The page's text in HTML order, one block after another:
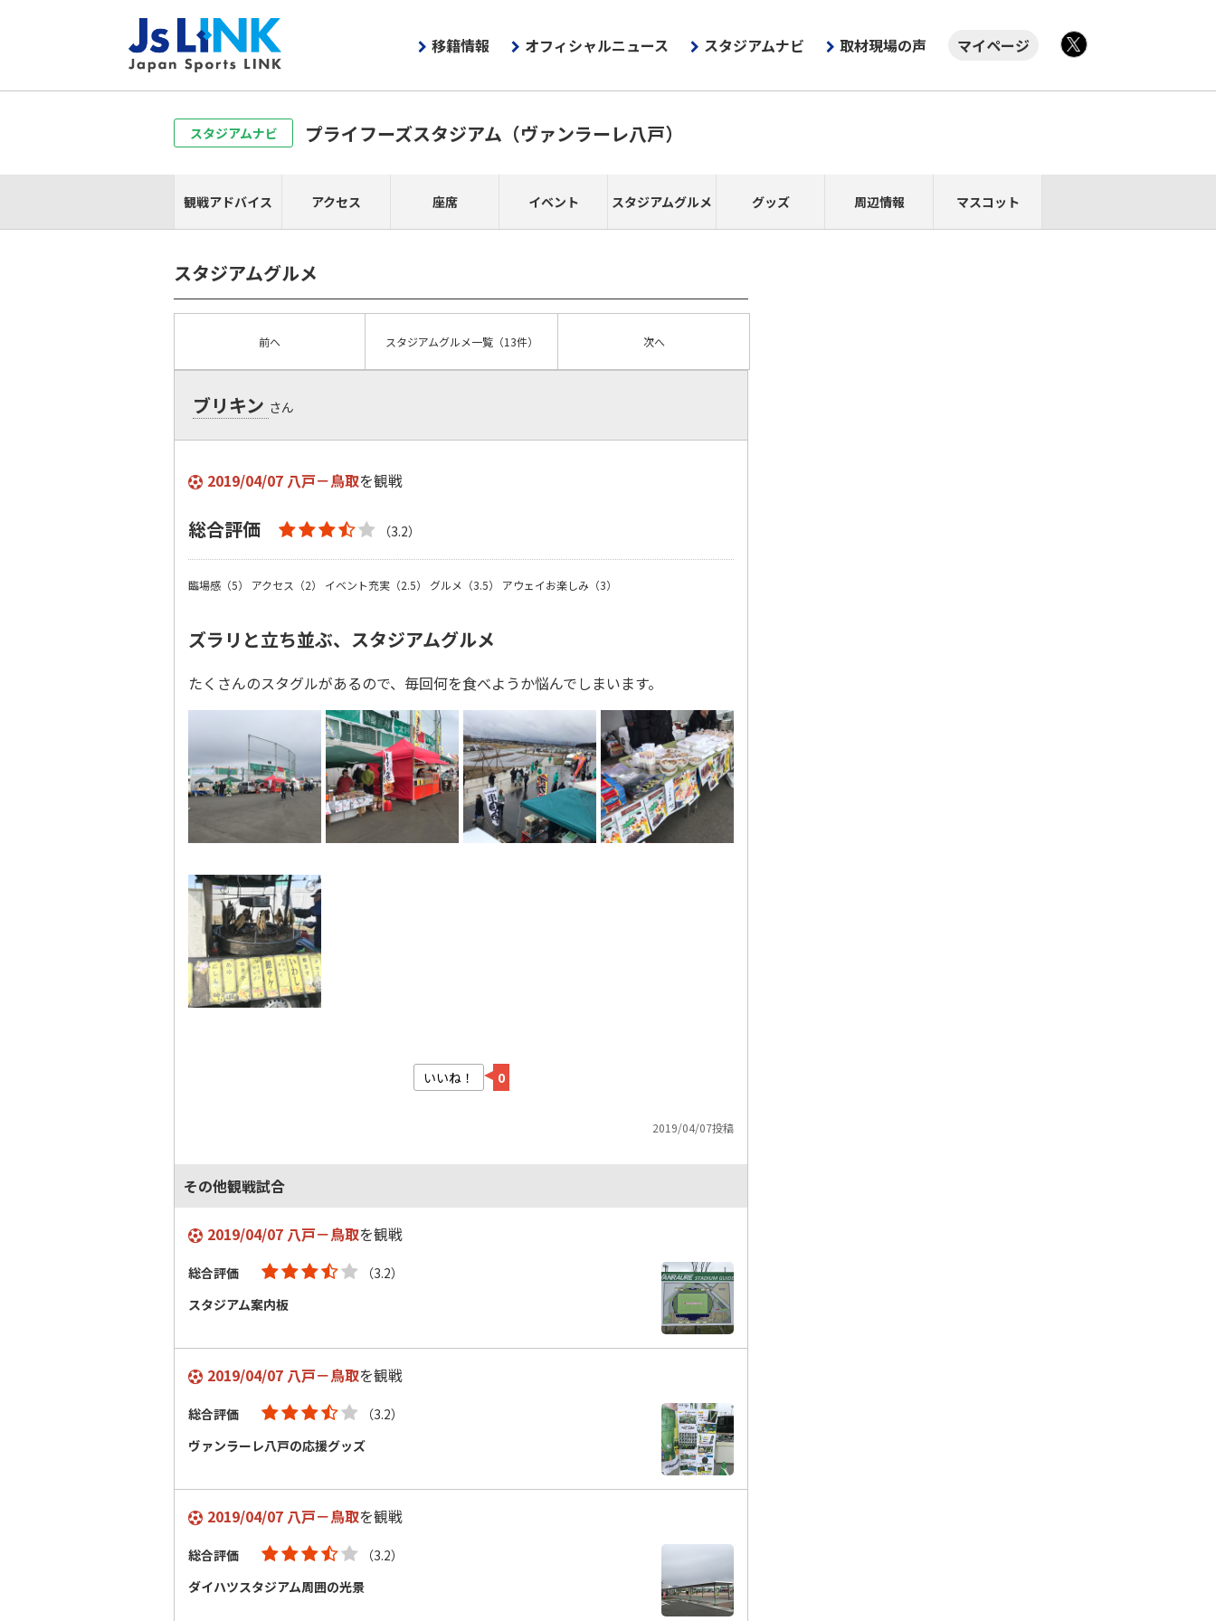
移籍情報 オフィシャルニュース スタジアムナビ 取材現場の声
マイページ
スタジアムナビ プライフーズスタジアム （ヴァンラーレ八戸）
観戦アドバイス アクセス 座席 イベント スタジアムグルメ グッズ 周辺情報 マスコット
スタジアムグルメ
前へ スタジアムグルメ一覧（13件） 次へ
ブリキン さん
2019/04/07 八戸－鳥取を観戦
総合評価 （3.2）
臨場感（5） アクセス（2） イベント充実（2.5） グルメ（3.5） アウェイお楽しみ（3）
ズラリと立ち並ぶ、スタジアムグルメ
たくさんのスタグルがあるので、毎回何を食べようか悩んでしまいます。
いいね！ 0
2019/04/07投稿
その他観戦試合
2019/04/07 八戸－鳥取を観戦
総合評価
（3.2）
スタジアム案内板
2019/04/07 八戸－鳥取を観戦
総合評価
（3.2）
ヴァンラーレ八戸の応援グッズ
2019/04/07 八戸－鳥取を観戦
総合評価
（3.2）
ダイハツスタジアム周囲の光景